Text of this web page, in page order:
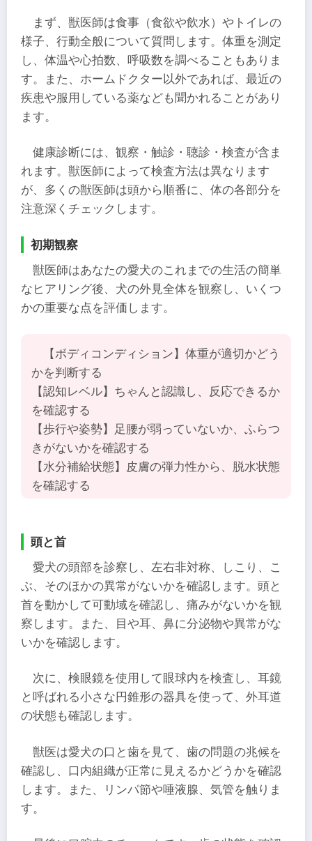
まず、獣医師は食事（食欲や飲水）やトイレの
様子、行動全般について質問します。体重を測定
し、体温や心拍数、呼吸数を調べることもありま
す。また、ホームドクター以外であれば、最近の
疾患や服用している薬なども聞かれることがあり
ます。
健康診断には、観察・触診・聴診・検査が含ま
れます。獣医師によって検査方法は異なります
が、多くの獣医師は頭から順番に、体の各部分を
注意深くチェックします。
初期観察
獣医師はあなたの愛犬のこれまでの生活の簡単
なヒアリング後、犬の外見全体を観察し、いくつ
かの重要な点を評価します。
【ボディコンディション】体重が適切かどう
かを判断する
【認知レベル】ちゃんと認識し、反応できるか
を確認する
【歩行や姿勢】足腰が弱っていないか、ふらつ
きがないかを確認する
【水分補給状態】皮膚の弾力性から、脱水状態
を確認する
頭と首
愛犬の頭部を診察し、左右非対称、しこり、こ
ぶ、そのほかの異常がないかを確認します。頭と
首を動かして可動域を確認し、痛みがないかを観
察します。また、目や耳、鼻に分泌物や異常がな
いかを確認します。
次に、検眼鏡を使用して眼球内を検査し、耳鏡
と呼ばれる小さな円錐形の器具を使って、外耳道
の状態も確認します。
獣医は愛犬の口と歯を見て、歯の問題の兆候を
確認し、口内組織が正常に見えるかどうかを確認
します。また、リンパ節や唾液腺、気管を触りま
す。